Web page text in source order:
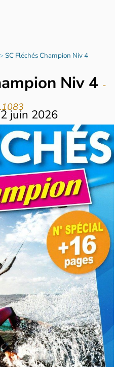
>SC Fléchés Champion Niv 4
Niv 4 -
juin 2026